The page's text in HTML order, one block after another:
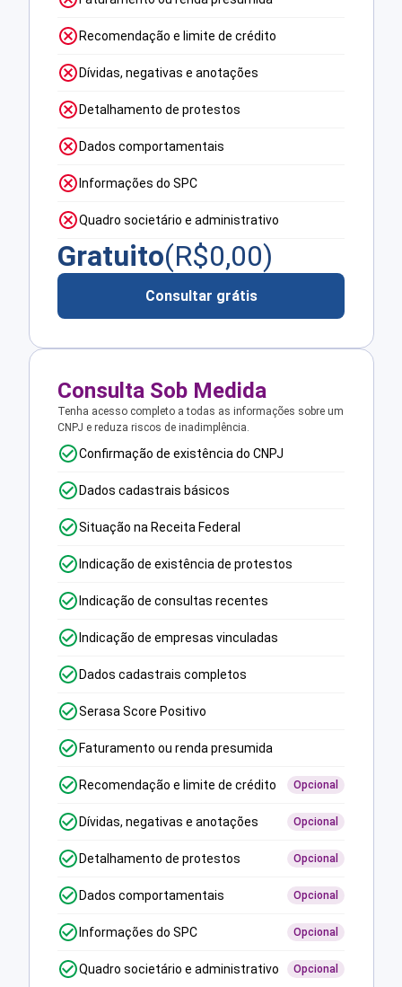
Recomendação e limite de crédito
Dívidas, negativas e anotações
Detalhamento de protestos
Dados comportamentais
Informações do SPC
Quadro societário e administrativo
Gratuito(R$0,00)
Consultar grátis
Consulta Sob Medida
Tenha acesso completo a todas as informações sobre um
CNPJ e reduza riscos de inadimplência.
Confirmação de existência do CNPJ
Dados cadastrais básicos
Situação na Receita Federal
Indicação de existência de protestos
Indicação de consultas recentes
Indicação de empresas vinculadas
Dados cadastrais completos
Serasa Score Positivo
Faturamento ou renda presumida
Recomendação e limite de crédito Opcional
Dívidas, negativas e anotações Opcional
Detalhamento de protestos Opcional
Dados comportamentais Opcional
Informações do SPC Opcional
Quadro societário e administrativo Opcional